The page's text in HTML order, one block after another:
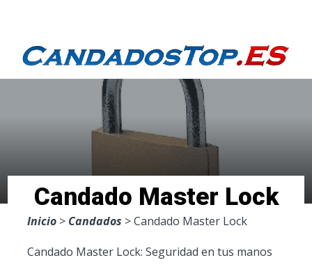
Candado Master Lock
Inicio> Candados > Candado Master Lock
Candado Master Lock: Seguridad en tus manos